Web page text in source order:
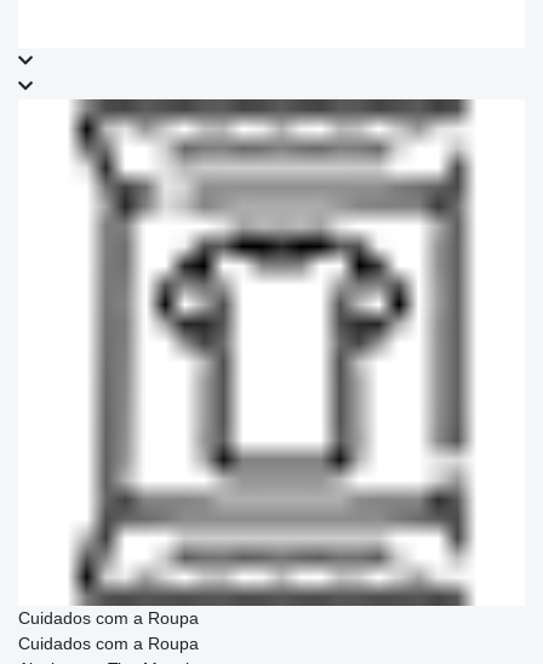
Cuidados com a Roupa
Cuidados com a Roupa